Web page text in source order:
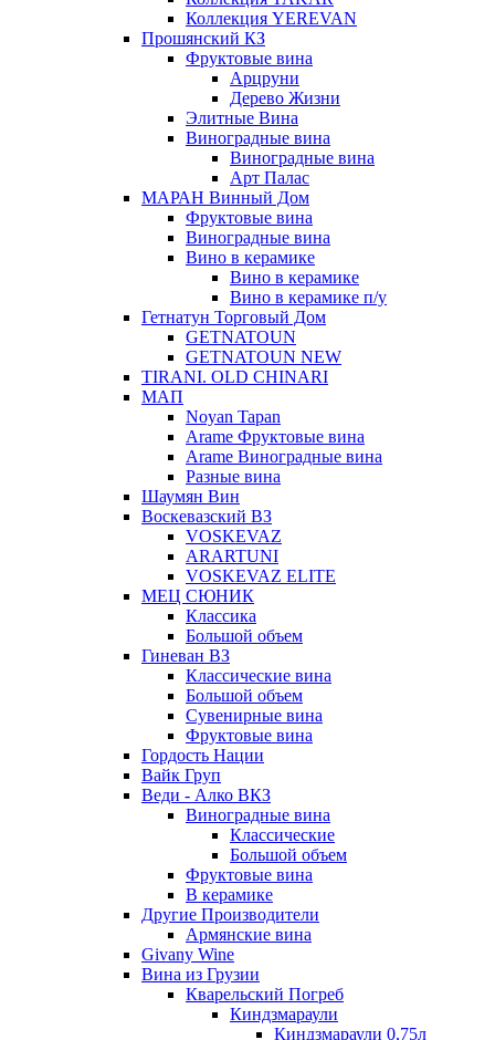
Коллекция YEREVAN
Прошянский КЗ
Фруктовые вина
Арцруни
Дерево Жизни
Элитные Вина
Виноградные вина
Виноградные вина
Арт Палас
МАРАН Винный Дом
Фруктовые вина
Виноградные вина
Вино в керамике
Вино в керамике
Вино в керамике п/у
Гетнатун Торговый Дом
GETNATOUN
GETNATOUN NEW
TIRANI. OLD CHINARI
МАП
Noyan Tapan
Arame Фруктовые вина
Arame Виноградные вина
Разные вина
Шаумян Вин
Воскевазский ВЗ
VOSKEVAZ
ARARTUNI
VOSKEVAZ ELITE
МЕЦ СЮНИК
Классика
Большой объем
Гиневан ВЗ
Классические вина
Большой объем
Сувенирные вина
Фруктовые вина
Гордость Нации
Вайк Груп
Веди - Алко ВКЗ
Виноградные вина
Классические
Большой объем
Фруктовые вина
В керамике
Другие Производители
Армянские вина
Givany Wine
Вина из Грузии
Кварельский Погреб
Киндзмараули
Киндзмараули 0,75л